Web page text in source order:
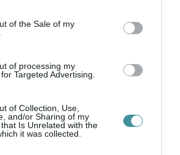
specified purposes in below Google
of the Sale of my
of processing my
Targeted Advertising.
of Collection, Use,
and/or Sharing of my
Is Unrelated with the
it was collected.
is mutatkozott: a
a magyar árfigyelő
véve vezetnek be online ár-
az alapvető
2025 júliustól.
Images